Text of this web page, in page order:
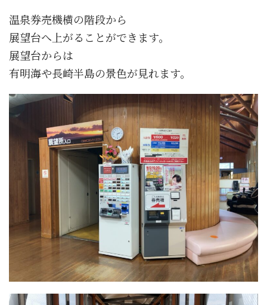
温泉券売機横の階段から
展望台へ上がることができます。
展望台からは
有明海や長崎半島の景色が見れます。